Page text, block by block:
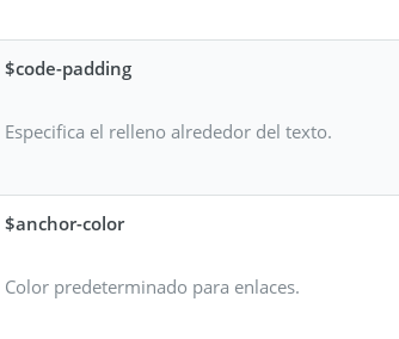
$code-padding
Especifica el relleno alrededor del texto.
$anchor-color
Color predeterminado para enlaces.